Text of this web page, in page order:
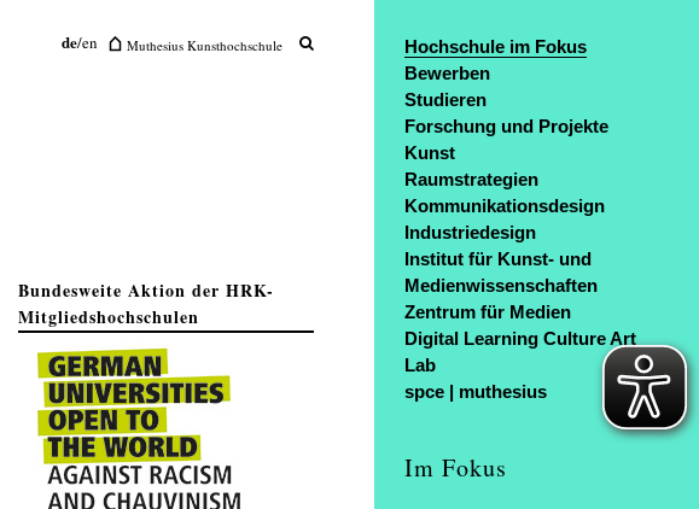
de/en Muthesius Kunsthochschule
Bundesweite Aktion der HRK-
Mitgliedshochschulen
Hochschule im Fokus
Bewerben
Studieren
Forschung und Projekte
Kunst
Raumstrategien
Kommunikationsdesign
Industriedesign
Institut für Kunst- und
Medienwissenschaften
Zentrum für Medien
Digital Learning Culture Art
Lab
spce | muthesius
Im Fokus